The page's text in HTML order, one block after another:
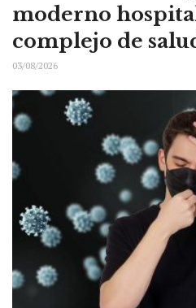
moderno
complejo de
03/08/2026